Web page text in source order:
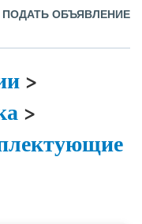
ПОДАТЬ ОБЪЯВЛЕНИЕ
>
>